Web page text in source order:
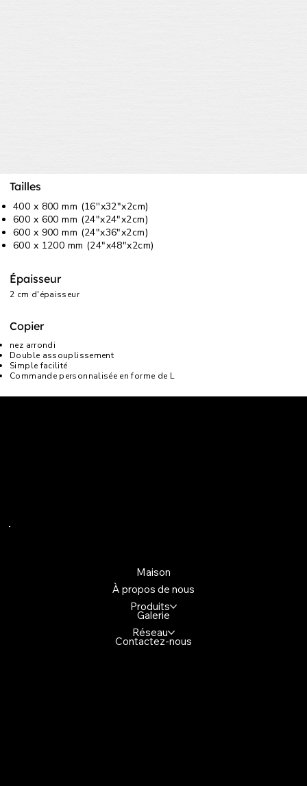
Tailles
400 x 800 mm (16''x32"x2cm)
600 x 600 mm (24"x24"x2cm)
600 x 900 mm (24"x36"x2cm)
600 x 1200 mm (24"x48"x2cm)
Épaisseur
2 cm d'épaisseur
Copier
nez arrondi
Double assouplissement
Simple facilité
Commande personnalisée en forme de L
Maison
À propos de nous
Produits
Galerie
Réseau
Contactez-nous